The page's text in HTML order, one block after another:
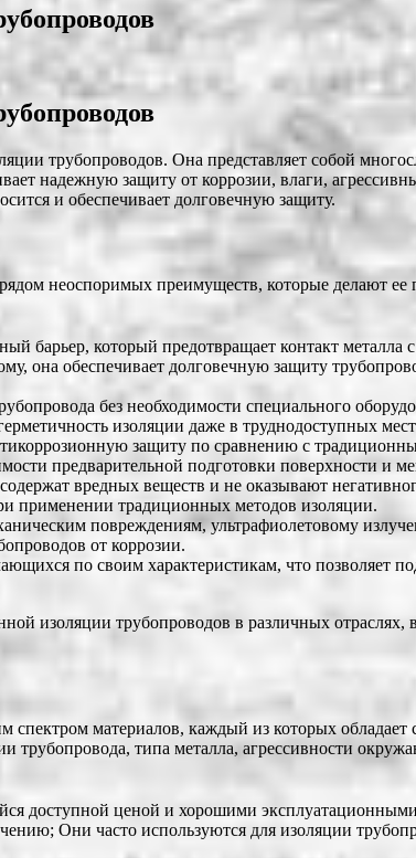
трубопроводов. Она представляет собой
надежную защиту от коррозии, влаги,
и обеспечивает долговечную защиту.
неоспоримых преимуществ, которые делают
барьер, который предотвращает контакт
она обеспечивает долговечную защиту
без необходимости специального
изоляции даже в труднодоступных
защиту по сравнению с
предварительной подготовки поверхности и
вредных веществ и не оказывают
применении традиционных методов изоляции.
повреждениям, ультрафиолетовому
от коррозии.
по своим характеристикам, что позволяет
изоляции трубопроводов в различных отраслях,
материалов, каждый из которых
трубопровода, типа металла, агрессивности
доступной ценой и хорошими
Они часто используются для изоляции